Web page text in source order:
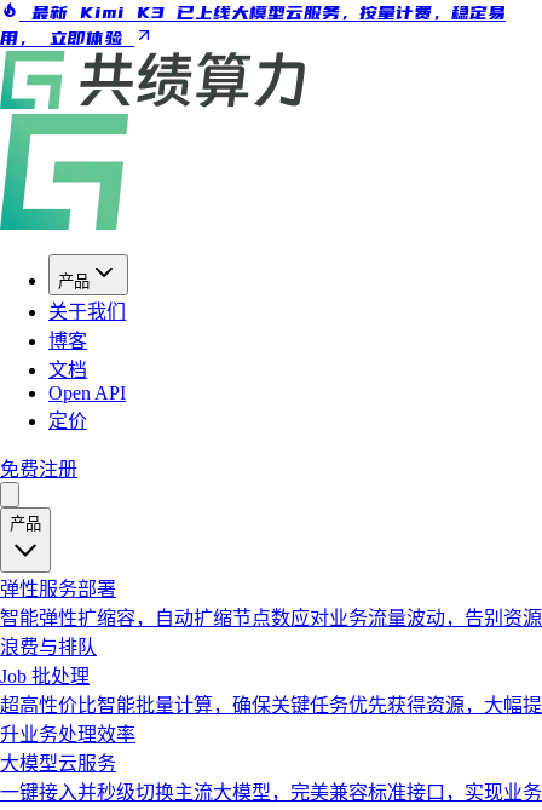
最新 Kimi K3 已上线大模型云服务，按量计费，稳定易
用， 立即体验
产品
关于我们
博客
文档
Open API
定价
免费注册
产品
弹性服务部署
智能弹性扩缩容，自动扩缩节点数应对业务流量波动，告别资源
浪费与排队
Job 批处理
超高性价比智能批量计算，确保关键任务优先获得资源，大幅提
升业务处理效率
大模型云服务
一键接入并秒级切换主流大模型，完美兼容标准接口，实现业务